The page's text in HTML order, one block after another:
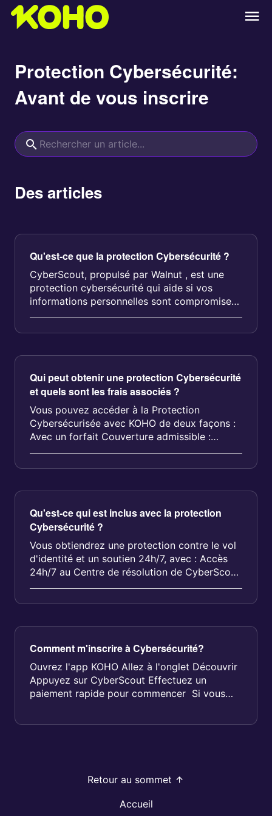
Protection Cybersécurité:
Avant de vous inscrire
Des articles
Qu'est-ce que la protection Cybersécurité ?
CyberScout, propulsé par Walnut , est une
protection cybersécurité qui aide si vos
informations personnelles sont compromises
ou si vous êtes victime de fraude,...
Qui peut obtenir une protection Cybersécurité
et quels sont les frais associés ?
Vous pouvez accéder à la Protection
Cybersécurisée avec KOHO de deux façons :
Avec un forfait Couverture admissible :
Couvert...
Qu'est-ce qui est inclus avec la protection
Cybersécurité ?
Vous obtiendrez une protection contre le vol
d'identité et un soutien 24h/7, avec : Accès
24h/7 au Centre de résolution de CyberScout
Surveillance du Web clande...
Comment m'inscrire à Cybersécurité?
Ouvrez l'app KOHO Allez à l'onglet Découvrir
Appuyez sur CyberScout Effectuez un
paiement rapide pour commencer Si vous
Retour au sommet
Accueil